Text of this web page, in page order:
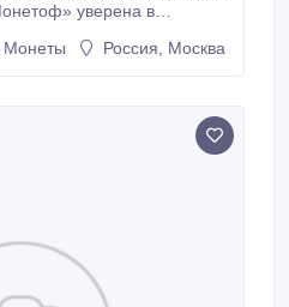
оценивает их
Монеты Россия, Москва